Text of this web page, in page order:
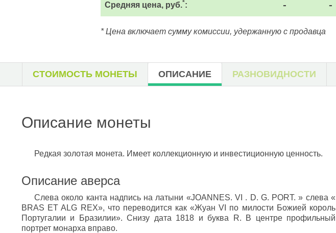
Средняя цена, руб.*: - -
* Цена включает сумму комиссии, удержанную с продавца
СТОИМОСТЬ МОНЕТЫ ОПИСАНИЕ РАЗНОВИДНОСТИ
Описание монеты
Редкая золотая монета. Имеет коллекционную и инвестиционную ценность.
Описание аверса
Слева около канта надпись на латыни «JOANNES. VI . D. G. PORT. » слева «
BRAS ET ALG REX», что переводится как «Жуан VI по милости Божией король
Португалии и Бразилии». Снизу дата 1818 и буква R. В центре профильный
портрет монарха вправо.